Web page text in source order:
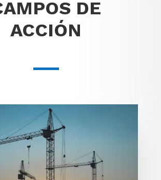
DE
ACCIÓN